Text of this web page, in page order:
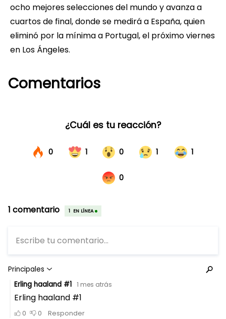
ocho mejores selecciones del mundo y avanza a
cuartos de final, donde se medirá a España, quien
eliminó por la mínima a Portugal, el próximo viernes
en Los Ángeles.
Comentarios